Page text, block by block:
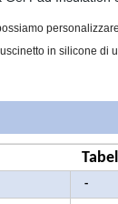
in silicone
-